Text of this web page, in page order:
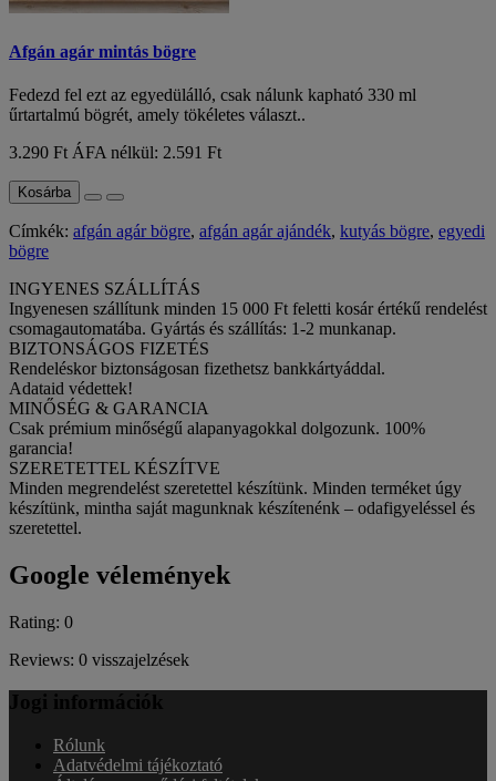
Afgán agár mintás bögre
Fedezd fel ezt az egyedülálló, csak nálunk kapható 330 ml
űrtartalmú bögrét, amely tökéletes választ..
3.290 Ft ÁFA nélkül: 2.591 Ft
Kosárba
Címkék: afgán agár bögre, afgán agár ajándék, kutyás bögre, egyedi
bögre
INGYENES SZÁLLÍTÁS
Ingyenesen szállítunk minden 15 000 Ft feletti kosár értékű rendelést
csomagautomatába. Gyártás és szállítás: 1-2 munkanap.
BIZTONSÁGOS FIZETÉS
Rendeléskor biztonságosan fizethetsz bankkártyáddal.
Adataid védettek!
MINŐSÉG & GARANCIA
Csak prémium minőségű alapanyagokkal dolgozunk. 100%
garancia!
SZERETETTEL KÉSZÍTVE
Minden megrendelést szeretettel készítünk. Minden terméket úgy
készítünk, mintha saját magunknak készítenénk – odafigyeléssel és
szeretettel.
Google vélemények
Rating: 0
Reviews: 0 visszajelzések
Jogi információk
Rólunk
Adatvédelmi tájékoztató